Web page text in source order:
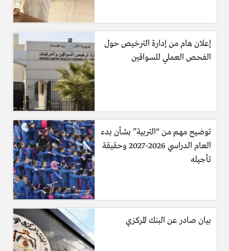
تشكيل منتخب السعودية ضد الرأس الأخضر في مباراة
حلم التأهل
إعلان هام من إدارة الترخيص حول
الفحص العملي للسواقين
توضيح مهم من “التربية” بشأن بدء
العام الدراسي 2026-2027 وحقيقة
تأجيله
بيان صادر عن البنك المركزي